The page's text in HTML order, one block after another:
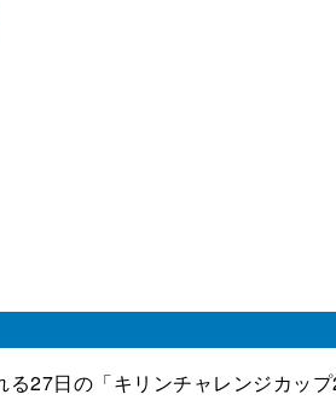
27日の「キリンチャレンジカッ